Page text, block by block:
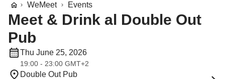
WeMeet Events
Meet & Drink al Double Out
Pub
Thu June 25, 2026
19:00 - 23:00 GMT+2
Double Out Pub